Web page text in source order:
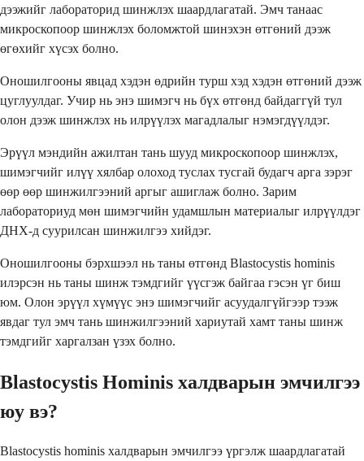
дээжийг лабораторид шинжлэх шаардлагатай. Эмч танаас
микроскопоор шинжлэх боломжтой шинэхэн өтгөний дээж
өгөхийг хүсэх болно.
Оношилгооны явцад хэдэн өдрийн турш хэд хэдэн өтгөний дээж
цуглуулдаг. Учир нь энэ шимэгч нь бүх өтгөнд байдаггүй тул
олон дээж шинжлэх нь илрүүлэх магадлалыг нэмэгдүүлдэг.
Эрүүл мэндийн ажилтан тань шууд микроскопоор шинжлэх,
шимэгчийг илүү хялбар олоход туслах тусгай будагч арга зэрэг
өөр өөр шинжилгээний аргыг ашиглаж болно. Зарим
лабораториуд мөн шимэгчийн удамшлын материалыг илрүүлдэг
ДНХ-д суурилсан шинжилгээ хийдэг.
Оношилгооны бэрхшээл нь таны өтгөнд Blastocystis hominis
илэрсэн нь таны шинж тэмдгийг үүсгэж байгаа гэсэн үг биш
юм. Олон эрүүл хүмүүс энэ шимэгчийг асуудалгүйгээр тээж
явдаг тул эмч тань шинжилгээний хариутай хамт таны шинж
тэмдгийг харгалзан үзэх болно.
Blastocystis Hominis халдварын эмчилгээ
юу вэ?
Blastocystis hominis халдварын эмчилгээ үргэлж шаардлагатай